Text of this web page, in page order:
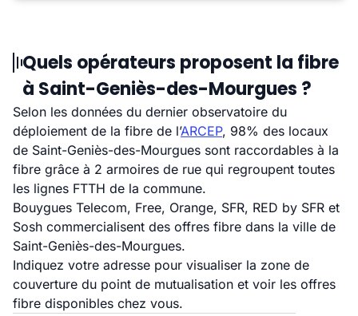
Quels opérateurs proposent la fibre
à Saint-Geniès-des-Mourgues ?
Selon les données du dernier observatoire du
déploiement de la fibre de l’ARCEP, 98% des locaux
de Saint-Geniès-des-Mourgues sont raccordables à la
fibre grâce à 2 armoires de rue qui regroupent toutes
les lignes FTTH de la commune.
Bouygues Telecom, Free, Orange, SFR, RED by SFR et
Sosh commercialisent des offres fibre dans la ville de
Saint-Geniès-des-Mourgues.
Indiquez votre adresse pour visualiser la zone de
couverture du point de mutualisation et voir les offres
fibre disponibles chez vous.